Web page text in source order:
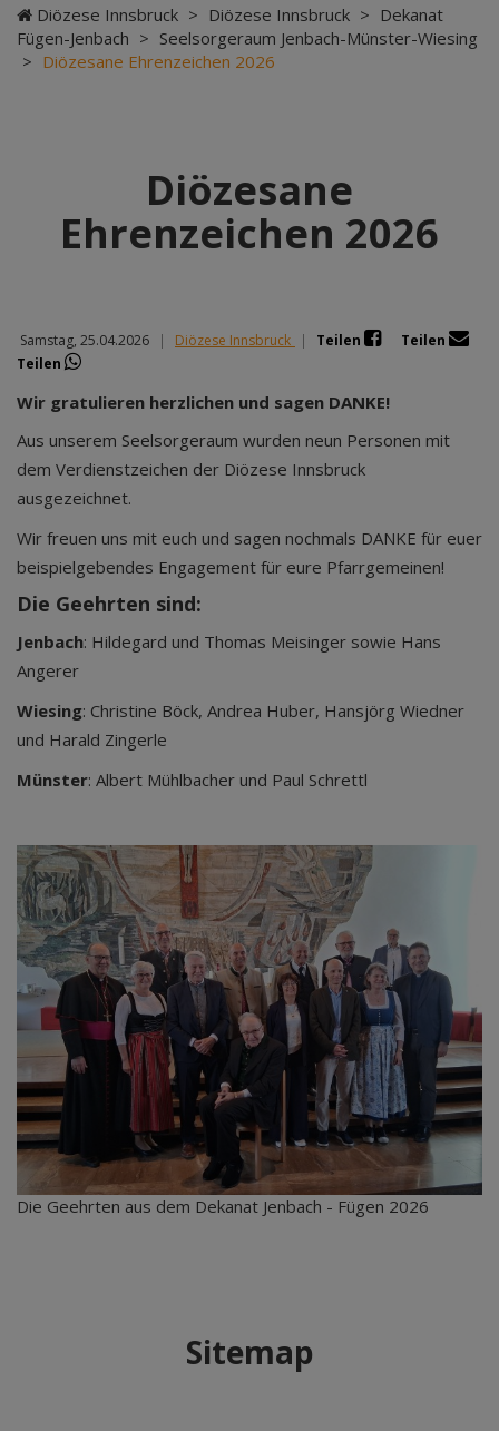
Diözese Innsbruck > Diözese Innsbruck > Dekanat
Fügen-Jenbach > Seelsorgeraum Jenbach-Münster-Wiesing
> Diözesane Ehrenzeichen 2026
Diözesane
Ehrenzeichen 2026
Samstag, 25.04.2026 | Diözese Innsbruck | Teilen
Teilen
Teilen
Wir gratulieren herzlichen und sagen DANKE!
Aus unserem Seelsorgeraum wurden neun Personen mit
dem Verdienstzeichen der Diözese Innsbruck
ausgezeichnet.
Wir freuen uns mit euch und sagen nochmals DANKE für euer
beispielgebendes Engagement für eure Pfarrgemeinen!
Die Geehrten sind:
Jenbach: Hildegard und Thomas Meisinger sowie Hans
Angerer
Wiesing: Christine Böck, Andrea Huber, Hansjörg Wiedner
und Harald Zingerle
Münster: Albert Mühlbacher und Paul Schrettl
Die Geehrten aus dem Dekanat Jenbach - Fügen 2026
Sitemap